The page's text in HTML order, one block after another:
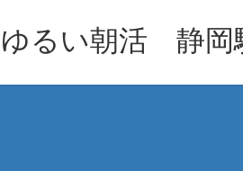
ゆるい朝活 静岡